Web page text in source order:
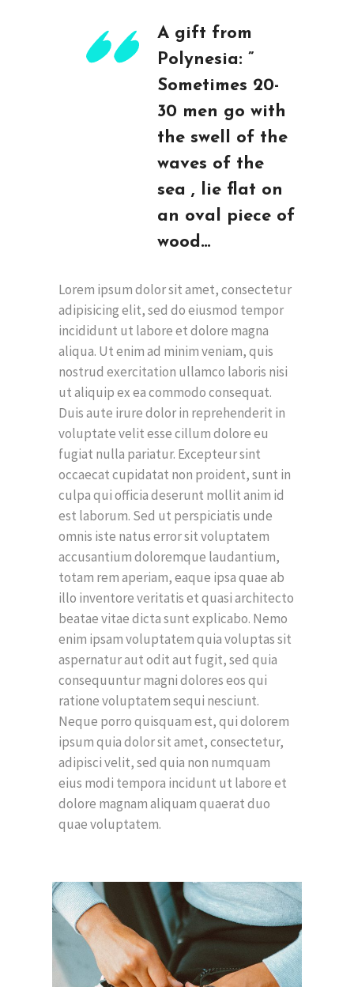
A gift from
Polynesia: ”
Sometimes 20-
30 men go with
the swell of the
waves of the
sea , lie flat on
an oval piece of
wood…
Lorem ipsum dolor sit amet, consectetur
adipisicing elit, sed do eiusmod tempor
incididunt ut labore et dolore magna
aliqua. Ut enim ad minim veniam, quis
nostrud exercitation ullamco laboris nisi
ut aliquip ex ea commodo consequat.
Duis aute irure dolor in reprehenderit in
voluptate velit esse cillum dolore eu
fugiat nulla pariatur. Excepteur sint
occaecat cupidatat non proident, sunt in
culpa qui officia deserunt mollit anim id
est laborum. Sed ut perspiciatis unde
omnis iste natus error sit voluptatem
accusantium doloremque laudantium,
totam rem aperiam, eaque ipsa quae ab
illo inventore veritatis et quasi architecto
beatae vitae dicta sunt explicabo. Nemo
enim ipsam voluptatem quia voluptas sit
aspernatur aut odit aut fugit, sed quia
consequuntur magni dolores eos qui
ratione voluptatem sequi nesciunt.
Neque porro quisquam est, qui dolorem
ipsum quia dolor sit amet, consectetur,
adipisci velit, sed quia non numquam
eius modi tempora incidunt ut labore et
dolore magnam aliquam quaerat duo
quae voluptatem.